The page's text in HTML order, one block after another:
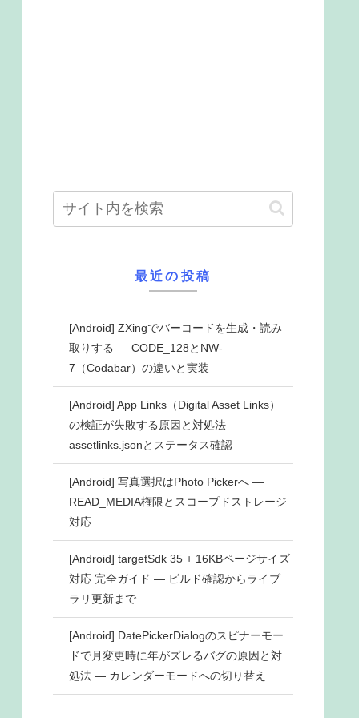
最近の投稿
[Android] ZXingでバーコードを生成・読み
取りする ― CODE_128とNW-
7（Codabar）の違いと実装
[Android] App Links（Digital Asset Links）
の検証が失敗する原因と対処法 ―
assetlinks.jsonとステータス確認
[Android] 写真選択はPhoto Pickerへ ―
READ_MEDIA権限とスコープドストレージ
対応
[Android] targetSdk 35 + 16KBページサイズ
対応 完全ガイド ― ビルド確認からライブ
ラリ更新まで
[Android] DatePickerDialogのスピナーモー
ドで月変更時に年がズレるバグの原因と対
処法 ― カレンダーモードへの切り替え